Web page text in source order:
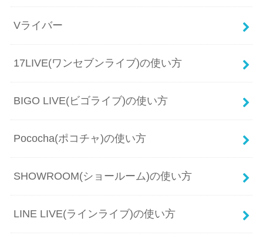
Vライバー
17LIVE(ワンセブンライブ)の使い方
BIGO LIVE(ビゴライブ)の使い方
Pococha(ポコチャ)の使い方
SHOWROOM(ショールーム)の使い方
LINE LIVE(ラインライブ)の使い方